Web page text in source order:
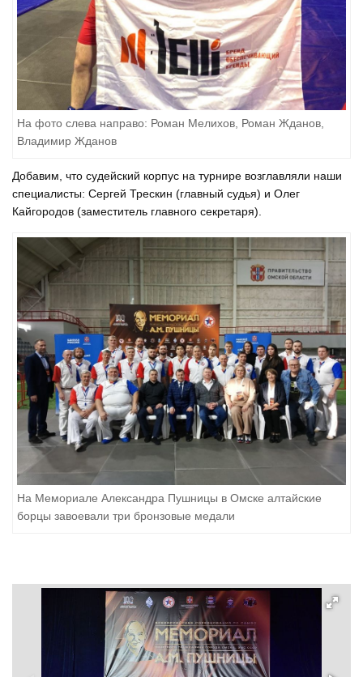
На фото слева направо: Роман Мелихов, Роман Жданов,
Владимир Жданов
Добавим, что судейский корпус на турнире возглавляли наши
специалисты: Сергей Трескин (главный судья) и Олег
Кайгородов (заместитель главного секретаря).
На Мемориале Александра Пушницы в Омске алтайские
борцы завоевали три бронзовые медали